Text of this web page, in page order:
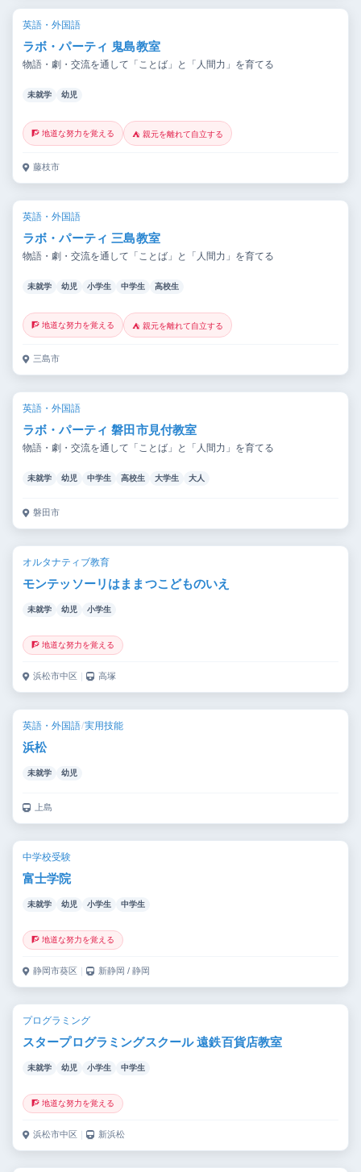
英語・外国語
ラボ・パーティ 鬼島教室
物語・劇・交流を通して「ことば」と「人間力」を育てる
未就学 幼児
🧗 地道な努力を覚える ⛺ 親元を離れて自立する
藤枝市
英語・外国語
ラボ・パーティ 三島教室
物語・劇・交流を通して「ことば」と「人間力」を育てる
未就学 幼児 小学生 中学生 高校生
🧗 地道な努力を覚える ⛺ 親元を離れて自立する
三島市
英語・外国語
ラボ・パーティ 磐田市見付教室
物語・劇・交流を通して「ことば」と「人間力」を育てる
未就学 幼児 中学生 高校生 大学生 大人
磐田市
オルタナティブ教育
モンテッソーリはままつこどものいえ
未就学 幼児 小学生
🧗 地道な努力を覚える
浜松市中区 ｜ 高塚
英語・外国語/実用技能
浜松
未就学 幼児
上島
中学校受験
富士学院
未就学 幼児 小学生 中学生
🧗 地道な努力を覚える
静岡市葵区 ｜ 新静岡 / 静岡
プログラミング
スタープログラミングスクール 遠鉄百貨店教室
未就学 幼児 小学生 中学生
🧗 地道な努力を覚える
浜松市中区 ｜ 新浜松